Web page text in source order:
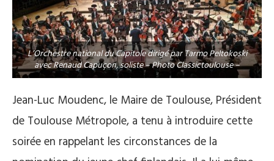
L’Orchestre national du Capitole dirigé par Tarmo Peltokoski
avec Renaud Capuçon, soliste – Photo Classictoulouse –
Jean-Luc Moudenc, le Maire de Toulouse, Président
de Toulouse Métropole, a tenu à introduire cette
soirée en rappelant les circonstances de la